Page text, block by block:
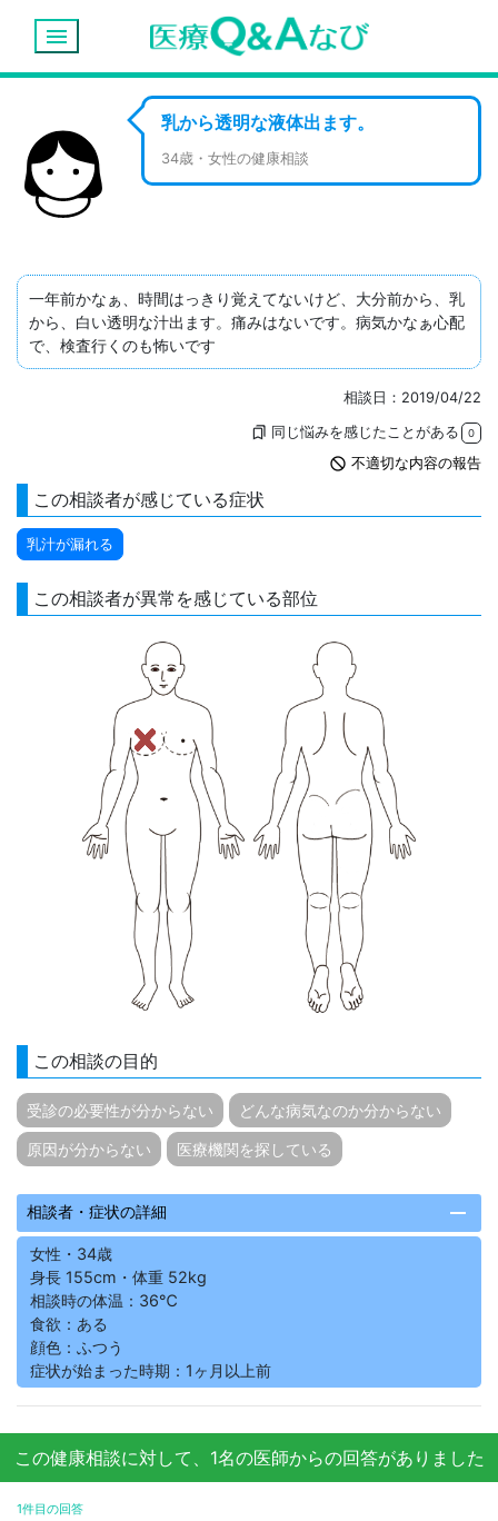
menu
乳から透明な液体出ます。
34歳・女性の健康相談
一年前かなぁ、時間はっきり覚えてないけど、大分前から、乳
から、白い透明な汁出ます。痛みはないです。病気かなぁ心配
で、検査行くのも怖いです
相談日：2019/04/22
bookmarks 同じ悩みを感じたことがある 0
not_interested 不適切な内容の報告
この相談者が感じている症状
乳汁が漏れる
この相談者が異常を感じている部位
この相談の目的
受診の必要性が分からない どんな病気なのか分からない
原因が分からない 医療機関を探している
相談者・症状の詳細 remove
女性・34歳
身長 155cm・体重 52kg
相談時の体温：36℃
食欲：ある
顔色：ふつう
症状が始まった時期：1ヶ月以上前
この健康相談に対して、1名の医師からの回答がありました
1件目の回答